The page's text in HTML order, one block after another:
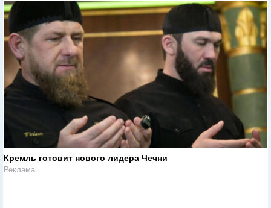
Кремль готовит нового лидера Чечни
Реклама